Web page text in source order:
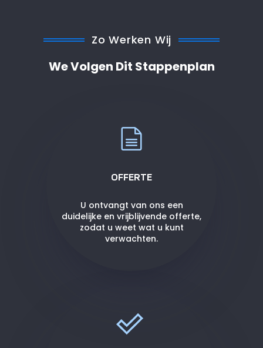
Zo Werken Wij
We Volgen Dit Stappenplan
OFFERTE
U ontvangt van ons een
duidelijke en vrijblijvende offerte,
zodat u weet wat u kunt
verwachten.